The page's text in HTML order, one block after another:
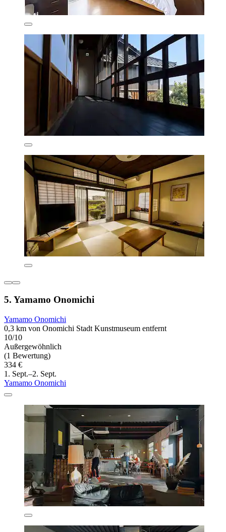
5. Yamamo Onomichi
Yamamo Onomichi
0,3 km von Onomichi Stadt Kunstmuseum entfernt
10/10
Außergewöhnlich
(1 Bewertung)
334 €
1. Sept.–2. Sept.
Yamamo Onomichi